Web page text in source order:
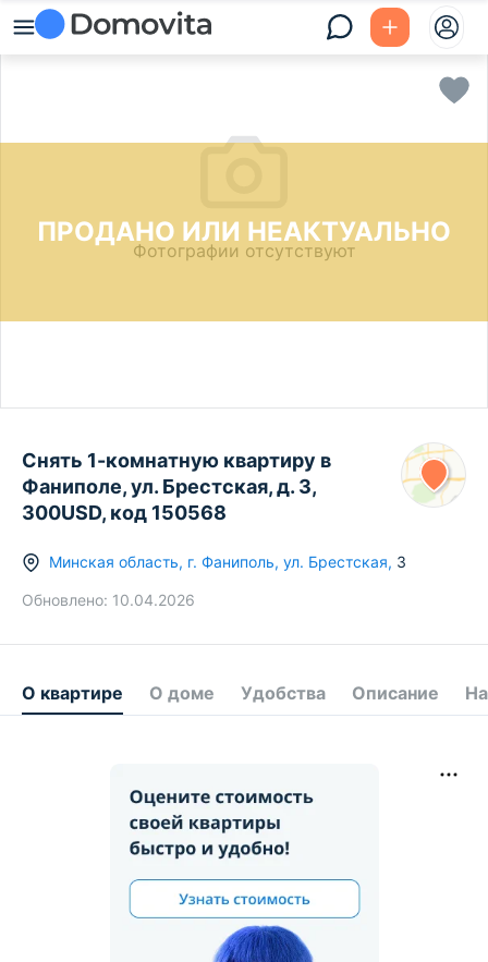
ПРОДАНО ИЛИ НЕАКТУАЛЬНО
Фотографии отсутствуют
Снять 1-комнатную квартиру в
Фаниполе, ул. Брестская, д. 3,
300USD, код 150568
Минская область, г. Фаниполь, ул. Брестская, 3
Обновлено: 10.04.2026
О квартире О доме Удобства Описание